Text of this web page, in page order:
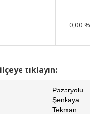
0,00 %
tıklayın:
Pazaryolu
Şenkaya
Tekman